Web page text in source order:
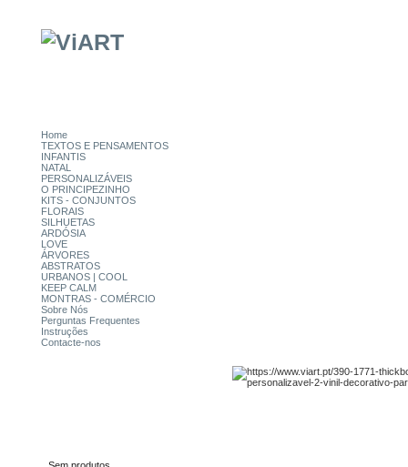
Home
TEXTOS E PENSAMENTOS
INFANTIS
NATAL
PERSONALIZÁVEIS
O PRINCIPEZINHO
KITS - CONJUNTOS
FLORAIS
SILHUETAS
ARDÓSIA
LOVE
ÁRVORES
ABSTRATOS
URBANOS | COOL
KEEP CALM
MONTRAS - COMÉRCIO
Sobre Nós
Perguntas Frequentes
Instruções
Contacte-nos